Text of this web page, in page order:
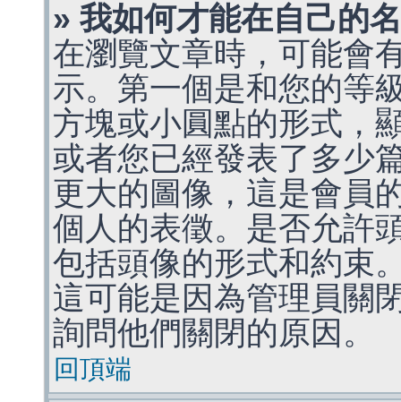
» 我如何才能在自己的
在瀏覽文章時，可能會
示。第一個是和您的等
方塊或小圓點的形式，
或者您已經發表了多少
更大的圖像，這是會員
個人的表徵。是否允許
包括頭像的形式和約束
這可能是因為管理員關
詢問他們關閉的原因。
回頂端